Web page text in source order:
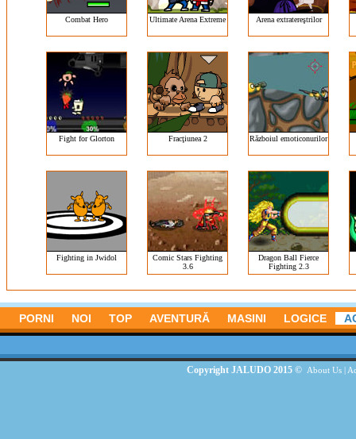
Combat Hero Ultimate Arena Extreme Arena extratereştrilor
Fight for Glorton Fracţiunea 2 Războiul emoticonurilor
Fighting in Jwidol
Comic Stars Fighting
3.6
Dragon Ball Fierce
Fighting 2.3
PORNI NOI TOP AVENTURĂ MASINI LOGICE
Copyright JALUDO 2015 © About Us|